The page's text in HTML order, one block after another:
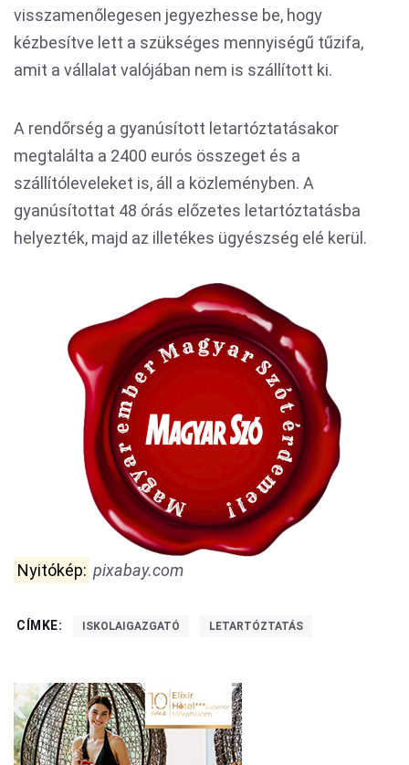
visszamenőlegesen jegyezhesse be, hogy
kézbesítve lett a szükséges mennyiségű tűzifa,
amit a vállalat valójában nem is szállított ki.
A rendőrség a gyanúsított letartóztatásakor
megtalálta a 2400 eurós összeget és a
szállítóleveleket is, áll a közleményben. A
gyanúsítottat 48 órás előzetes letartóztatásba
helyezték, majd az illetékes ügyészség elé kerül.
Nyitókép: pixabay.com
CÍMKE: ISKOLAIGAZGATÓ LETARTÓZTATÁS